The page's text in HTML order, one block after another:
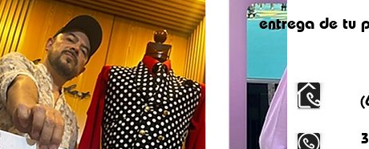
entrega de tu